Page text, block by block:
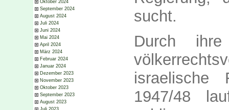
Oktober 2024
September 2024
August 2024
Juli 2024
Juni 2024
Mai 2024
April 2024
März 2024
Februar 2024
Januar 2024
Dezember 2023
November 2023
Oktober 2023
September 2023
August 2023
Juli 2023
sucht.
Durch
israelische
1947/48